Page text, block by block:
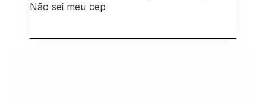
Não sei meu cep